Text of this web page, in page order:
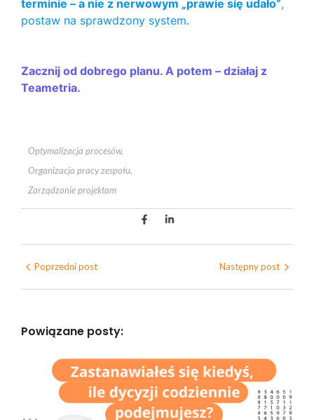
terminie – a nie z nerwowym „prawie się udało”,
postaw na sprawdzony system.
Zacznij od dobrego planu. A potem – działaj z
Teametria.
Optymalizacja procesów,
Organizacja pracy zespołu,
Zarządzanie projektam
Poprzedni post Następny post
Powiązane posty: